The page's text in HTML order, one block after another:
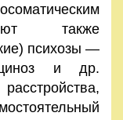
также
психозы —
и др.